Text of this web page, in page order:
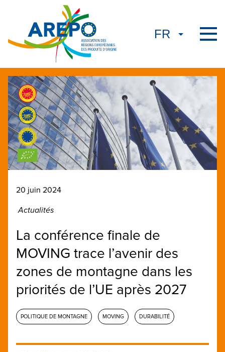
20 juin 2024
Actualités
La conférence finale de
MOVING trace l’avenir des
zones de montagne dans les
priorités de l’UE après 2027
POLITIQUE DE MONTAGNE MOVING DURABILITÉ